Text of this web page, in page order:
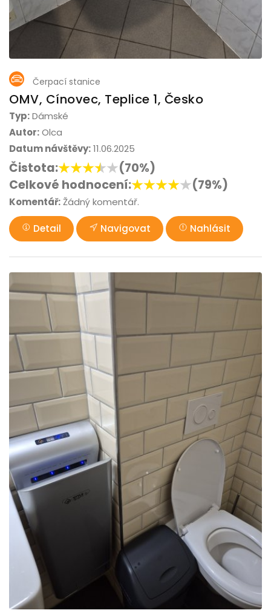
Čerpací stanice
OMV, Cínovec, Teplice 1, Česko
Typ:Dámské
Autor:Olca
Datum návštěvy:11.06.2025
Čistota:
(70%)
Celkové hodnocení:
(79%)
Komentář:Žádný komentář.
Detail Navigovat Nahlásit